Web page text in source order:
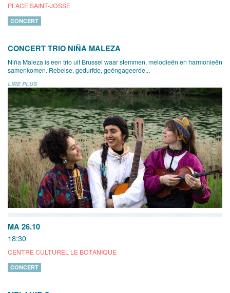
PLACE SAINT-JOSSE
CONCERT
CONCERT TRIO NIÑA MALEZA
Niña Maleza is een trio uit Brussel waar stemmen, melodieën en harmonieën
samenkomen. Rebelse, gedurfde, geëngageerde...
LIRE PLUS
MA 26.10
18:30
CENTRE CULTUREL LE BOTANIQUE
CONCERT